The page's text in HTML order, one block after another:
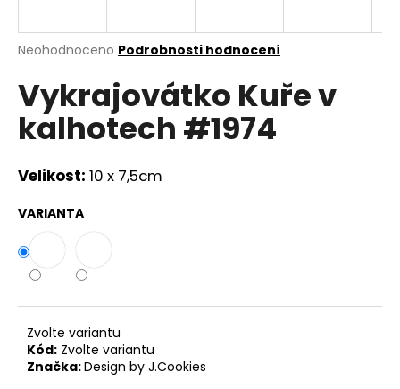
Průměrné
produktu
je
0,0
hvězdiček.
Neohodnoceno Podrobnosti hodnocení
Vykrajovátko Kuře v
kalhotech #1974
Velikost: 10 x 7,5cm
VARIANTA
Zvolte variantu
Kód: Zvolte variantu
Značka:Design by J.Cookies
j
t
?
D
o
p
o